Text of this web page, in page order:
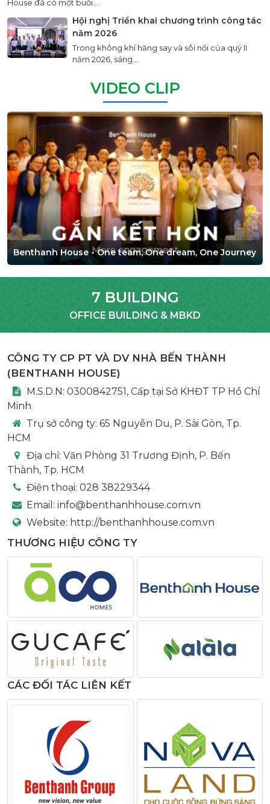
House đã có một buổi...
Hội nghị Triển khai chương trình công tác
năm 2026
Trong không khí hăng say và sôi nổi của quý II
năm 2026, sáng...
VIDEO CLIP
Benthanh House - One team, One dream, One Journey
7 BUILDING
OFFICE BUILDING & MBKD
CÔNG TY CP PT VÀ DV NHÀ BẾN THÀNH
(BENTHANH HOUSE)
M.S.D.N: 0300842751, Cấp tại Sở KHĐT TP Hồ Chí
Minh
Trụ sở công ty: 65 Nguyễn Du, P. Sài Gòn, Tp.
HCM
Địa chỉ: Văn Phòng 31 Trương Định, P. Bến
Thành, Tp. HCM
Điện thoại: 028 38229344
Email: info@benthanhhouse.com.vn
Website: http://benthanhhouse.com.vn
THƯƠNG HIỆU CÔNG TY
CÁC ĐỐI TÁC LIÊN KẾT